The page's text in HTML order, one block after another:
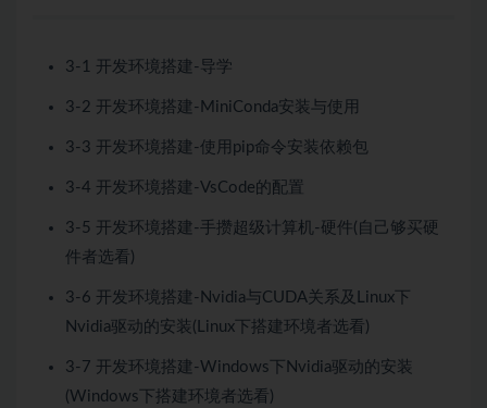
3-1 开发环境搭建-导学
3-2 开发环境搭建-MiniConda安装与使用
3-3 开发环境搭建-使用pip命令安装依赖包
3-4 开发环境搭建-VsCode的配置
3-5 开发环境搭建-手攒超级计算机-硬件(自己够买硬
件者选看)
3-6 开发环境搭建-Nvidia与CUDA关系及Linux下
Nvidia驱动的安装(Linux下搭建环境者选看)
3-7 开发环境搭建-Windows下Nvidia驱动的安装
(Windows下搭建环境者选看)